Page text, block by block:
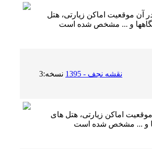
نقشه شهر کاظمین مربوط به سال 1395 که در آن موقعیت اماکن زیارتی، هتل
نقشه نجف - 1395
نجف مربوط به سال 95 که در آن موقعیت اماکن زیارتی، هتل های